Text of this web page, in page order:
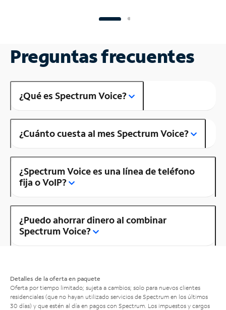
Preguntas frecuentes
¿Qué es Spectrum Voice?
¿Cuánto cuesta al mes Spectrum Voice?
¿Spectrum Voice es una línea de teléfono
fija o VoIP?
¿Puedo ahorrar dinero al combinar
Spectrum Voice?
Detalles de la oferta en paquete
Oferta por tiempo limitado; sujeta a cambios; solo para nuevos clientes
residenciales (que no hayan utilizado servicios de Spectrum en los últimos
30 días) y que estén al día en pagos con Spectrum. Los impuestos y cargos